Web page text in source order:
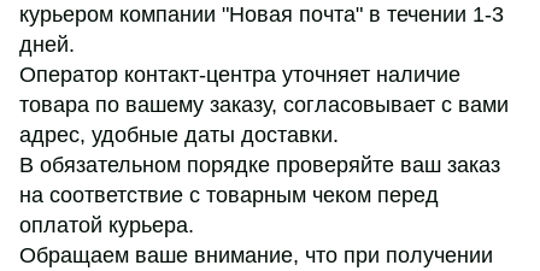
курьером компании "Новая почта" в течении 1-3
дней.
Оператор контакт-центра уточняет наличие
товара по вашему заказу, согласовывает с вами
адрес, удобные даты доставки.
В обязательном порядке проверяйте ваш заказ
на соответствие с товарным чеком перед
оплатой курьера.
Обращаем ваше внимание, что при получении